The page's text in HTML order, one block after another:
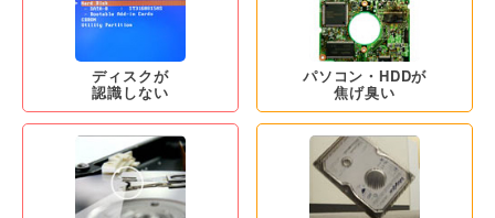
ディスクが
認識しない
パソコン・HDDが
焦げ臭い